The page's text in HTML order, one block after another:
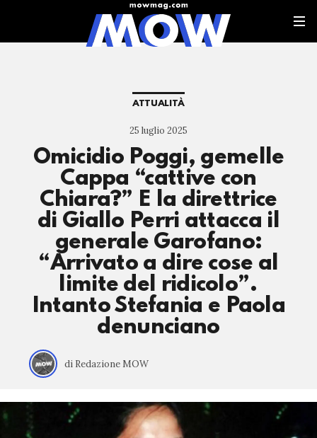
ATTUALITÀ
25 luglio 2025
Omicidio Poggi, gemelle
Cappa “cattive con
Chiara?” E la direttrice
di Giallo Perri attacca il
generale Garofano:
“Arrivato a dire cose al
limite del ridicolo”.
Intanto Stefania e Paola
denunciano
di Redazione MOW